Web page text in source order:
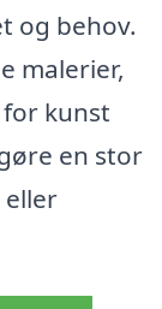
og behov.
malerier,
kunst
en stor
eller